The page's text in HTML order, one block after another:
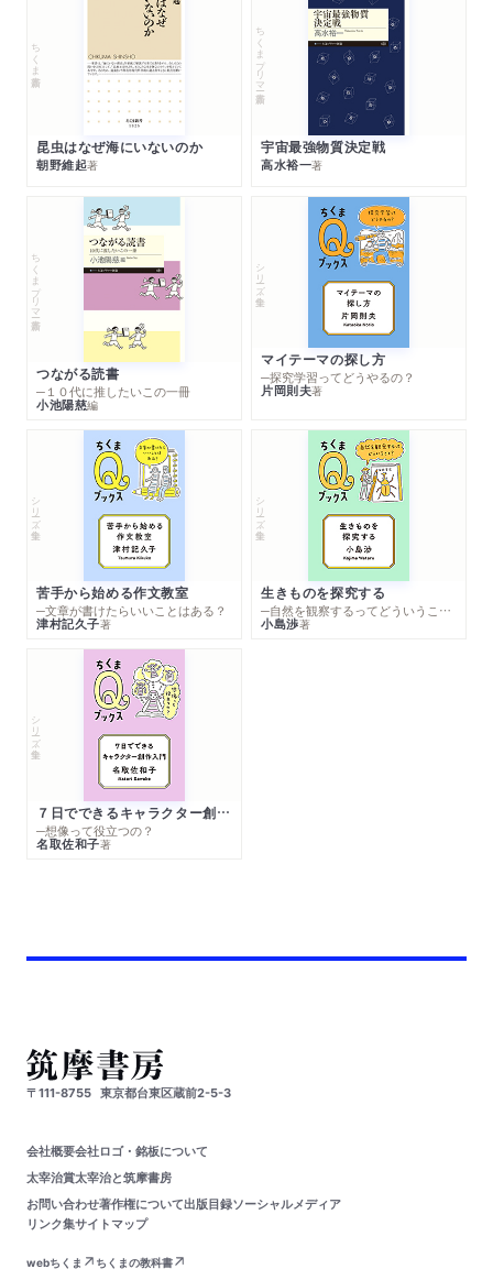
ちくま新書
昆虫はなぜ海にいないのか
朝野維起著
ちくまプリマー新書
宇宙最強物質決定戦
高水裕一著
ちくまプリマー新書
つながる読書
─１０代に推したいこの一冊
小池陽慈編
シリーズ・全集
マイテーマの探し方
─探究学習ってどうやるの？
片岡則夫著
シリーズ・全集
苦手から始める作文教室
─文章が書けたらいいことはある？
津村記久子著
シリーズ・全集
生きものを探究する
─自然を観察するってどういうこと？
小島渉著
シリーズ・全集
７日でできるキャラクター創作入門
─想像って役立つの？
名取佐和子著
〒111-8755 東京都台東区蔵前2-5-3
会社概要会社ロゴ・銘板について
太宰治賞太宰治と筑摩書房
お問い合わせ著作権について出版目録ソーシャルメディア
リンク集サイトマップ
webちくま ちくまの教科書